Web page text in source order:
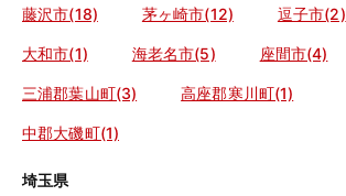
藤沢市(18) 茅ヶ崎市(12) 逗子市(2)
大和市(1) 海老名市(5) 座間市(4)
三浦郡葉山町(3) 高座郡寒川町(1)
中郡大磯町(1)
埼玉県